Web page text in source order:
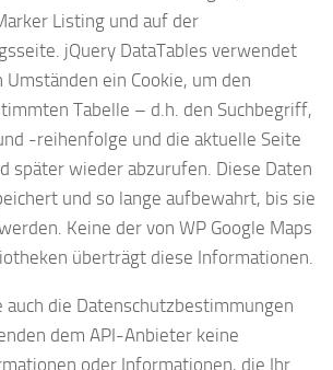
Listing und auf der
jQuery DataTables verwendet
ein Cookie, um den
Tabelle – d.h. den Suchbegriff,
-reihenfolge und die aktuelle Seite
später wieder abzurufen. Diese Daten
und so lange aufbewahrt, bis sie
Keine der von WP Google Maps
überträgt diese Informationen.
auch die Datenschutzbestimmungen
dem API-Anbieter keine
oder Informationen, die Ihr